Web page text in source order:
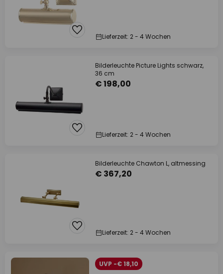
Lieferzeit: 2 - 4 Wochen
Bilderleuchte Picture Lights schwarz,
36 cm
€ 198,00
Lieferzeit: 2 - 4 Wochen
Bilderleuchte Chawton L, altmessing
€ 367,20
Lieferzeit: 2 - 4 Wochen
UVP -€ 18,10